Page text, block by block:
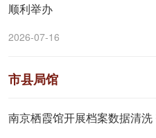
顺利举办
2026-07-16
市县局馆
南京栖霞馆开展档案数据清洗